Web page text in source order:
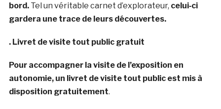
bord. Tel un véritable carnet d’explorateur, celui‑ci
gardera une trace de leurs découvertes.
. Livret de visite tout public gratuit
Pour accompagner la visite de l’exposition en
autonomie, un livret de visite tout public est mis à
disposition gratuitement.